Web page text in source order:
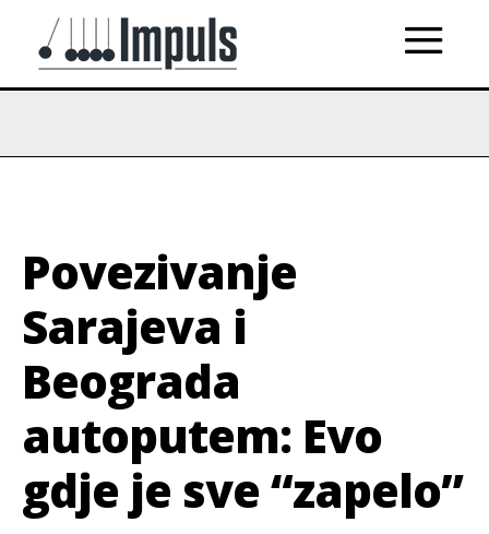
Povezivanje
Sarajeva i
Beograda
autoputem: Evo
gdje je sve “zapelo”